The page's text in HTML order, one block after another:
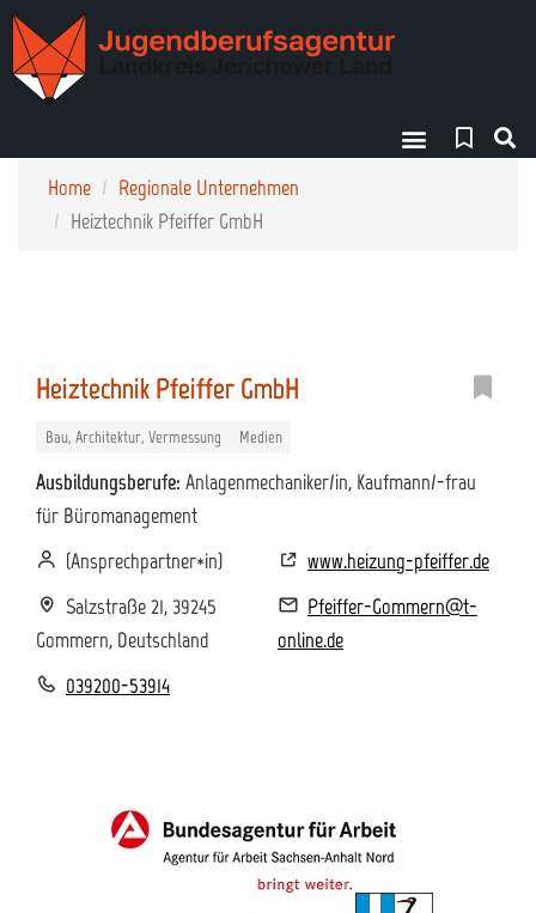
Home
Regionale Unternehmen
Heiztechnik Pfeiffer GmbH
Heiztechnik Pfeiffer GmbH
Bau, Architektur, Vermessung Medien
Ausbildungsberufe: Anlagenmechaniker/in, Kaufmann/-frau
für Büromanagement
(Ansprechpartner*in)
www.heizung-pfeiffer.de
Salzstraße 21, 39245
Gommern, Deutschland
Pfeiffer-Gommern@t-
online.de
039200-53914